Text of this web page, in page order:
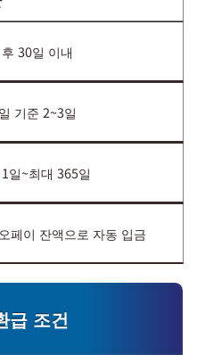
30일 이내
기준 2~3일
일~최대 365일
페이 잔액으로 자동 입금
급 조건